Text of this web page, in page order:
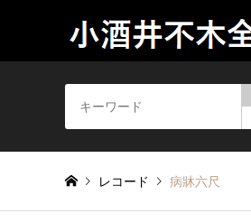
レコード 病牀六尺